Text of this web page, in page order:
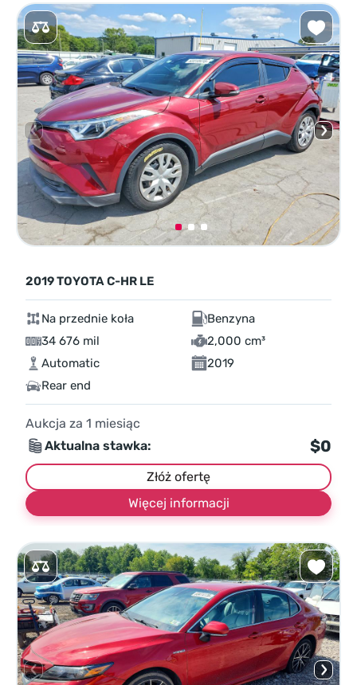
2019 TOYOTA C-HR LE
Na przednie koła
Benzyna
34 676 mil
2,000 cm³
Automatic
2019
Rear end
Aukcja za 1 miesiąc
Aktualna stawka:
$0
Złóż ofertę
Więcej informacji